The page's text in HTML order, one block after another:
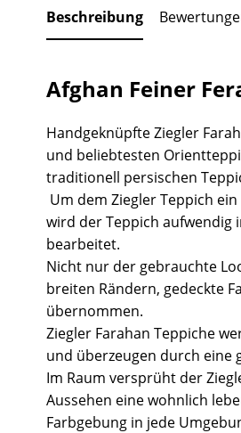
Beschreibung
Afghan Feiner
Handgeknüpfte Ziegler
und beliebtesten
traditionell persischen
Um dem Ziegler Teppich
wird der Teppich aufwendig
bearbeitet.
Nicht nur der gebrauchte
breiten Rändern, gedeckte
übernommen.
Ziegler Farahan Teppiche
und überzeugen durch eine
Im Raum versprüht der
Aussehen eine wohnlich
Farbgebung in jede